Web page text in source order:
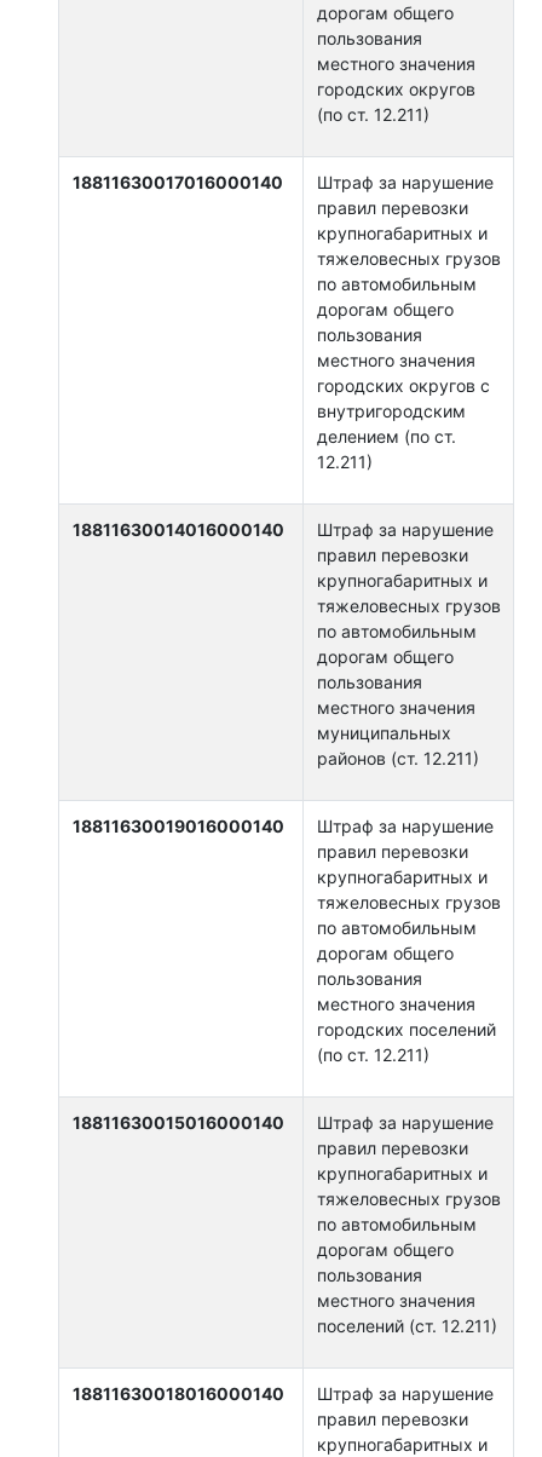
дорогам общего
пользования
местного значения
городских округов
(по ст. 12.211)
18811630017016000140
Штраф за нарушение
правил перевозки
крупногабаритных и
тяжеловесных грузов
по автомобильным
дорогам общего
пользования
местного значения
городских округов с
внутригородским
делением (по ст.
12.211)
18811630014016000140
Штраф за нарушение
правил перевозки
крупногабаритных и
тяжеловесных грузов
по автомобильным
дорогам общего
пользования
местного значения
муниципальных
районов (ст. 12.211)
18811630019016000140
Штраф за нарушение
правил перевозки
крупногабаритных и
тяжеловесных грузов
по автомобильным
дорогам общего
пользования
местного значения
городских поселений
(по ст. 12.211)
18811630015016000140
Штраф за нарушение
правил перевозки
крупногабаритных и
тяжеловесных грузов
по автомобильным
дорогам общего
пользования
местного значения
поселений (ст. 12.211)
18811630018016000140
Штраф за нарушение
правил перевозки
крупногабаритных и